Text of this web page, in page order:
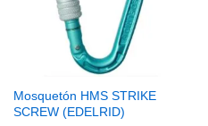
Mosquetón HMS STRIKE
SCREW (EDELRID)